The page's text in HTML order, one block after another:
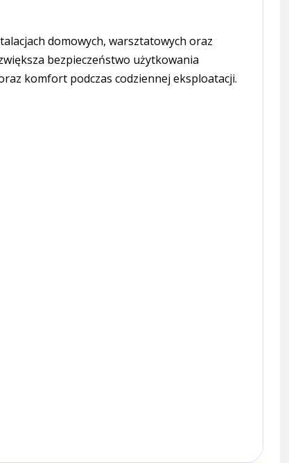
domowych, warsztatowych oraz
bezpieczeństwo użytkowania
komfort podczas codziennej eksploatacji.